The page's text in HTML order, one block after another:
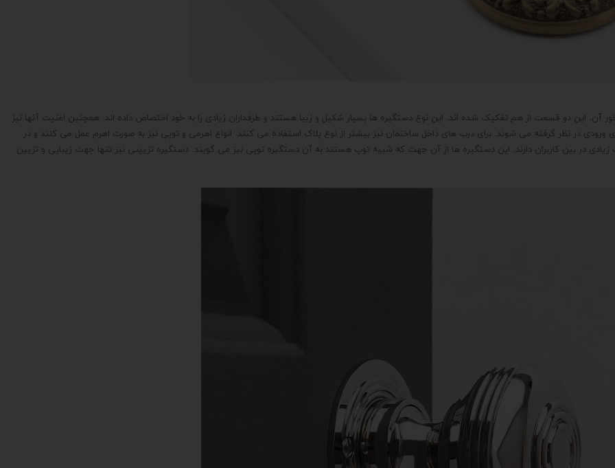
این دو قسمت از هم تفکیک شده اند. این نوع دستگیره ها بسیار شکیل و زیبا هستند و طرفداران زیادی را به خود اختصاص داده اند. همچنین امنیت آنها نیز
ورودی در نظر گرفته می شوند. برای درب های داخل ساختمان نیز بیشتر از نوع پلاک استفاده می کنند. انواع اهرمی و توپی نیز به صورت اهرم عمل می کنند و در
زیادی در بین کاربران دارند. این دستگیره ها از آن جهت که شبیه توپ هستند به آن دستگیره توپی نیز می گویند. دستگیره تزیینی نیز تنها جهت زیبایی و تزیین